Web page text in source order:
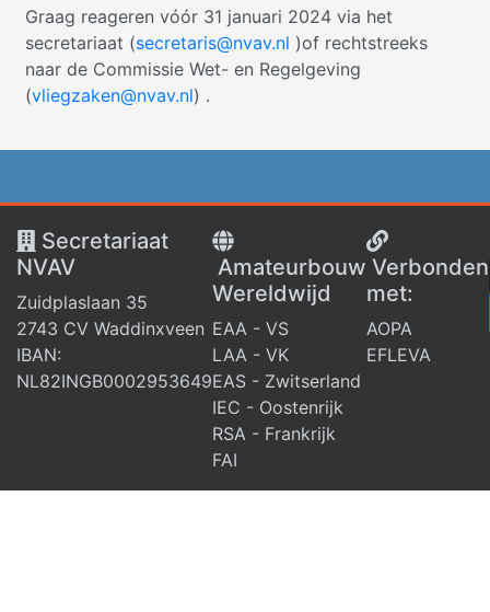
Graag reageren vóór 31 januari 2024 via het
secretariaat (secretaris@nvav.nl )of rechtstreeks
naar de Commissie Wet- en Regelgeving
(vliegzaken@nvav.nl) .
Secretariaat
NVAV
Zuidplaslaan 35
2743 CV Waddinxveen
IBAN:
NL82INGB0002953649
Amateurbouw
Wereldwijd
EAA - VS
LAA - VK
EAS - Zwitserland
IEC - Oostenrijk
RSA - Frankrijk
FAI
Verbonden
met:
AOPA
EFLEVA